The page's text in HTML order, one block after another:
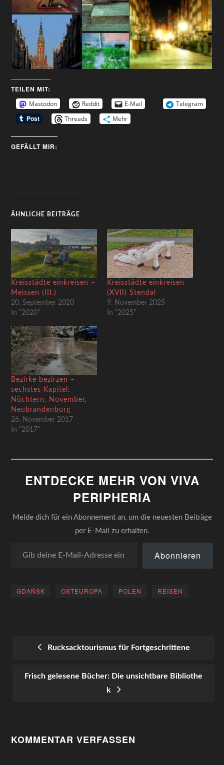
TEILEN MIT:
Mastodon Reddit E-Mail
Telegram
Threads
Mehr
GEFÄLLT MIR:
ÄHNLICHE BEITRÄGE
Kreisstädte einkreisen –
Meissen (III.)
20. September 2020
In "2020"
Kreisstädte einkreisen
(XVII) Stendal
9. November 2025
In "2025"
Bezirke bezirzen –
sechstes Kapitel:
Nüchtern, November,
Neubrandenburg
26. November 2017
In "2017"
ENTDECKE MEHR VON VIVA
PERIPHERIA
Melde dich für ein Abonnement an, um die neuesten Beiträge
per E-Mail zu erhalten.
Abonnieren
GDAŃSK OSTEUROPA POLEN REISEN
POST
Rucksacktourismus für Fortgeschrittene
Frisch gelesene Bücher: Die unsichtbare Bibliothe
k
KOMMENTAR VERFASSEN